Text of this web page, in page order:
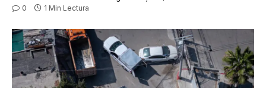
0 1 Min Lectura